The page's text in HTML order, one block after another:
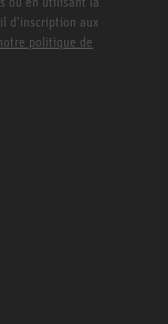
d’inscription aux
politique de